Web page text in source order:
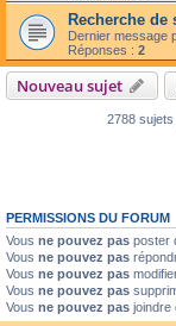
Recherche de
Dernier message
Réponses : 2
Nouveau sujet
2788 sujets
PERMISSIONS DU FORUM
Vous ne pouvez pas poster
Vous ne pouvez pas
Vous ne pouvez pas
Vous ne pouvez pas
Vous ne pouvez pas joindre